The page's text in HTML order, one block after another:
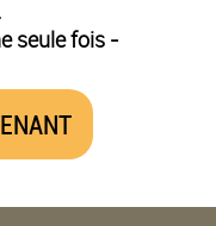
seule fois -